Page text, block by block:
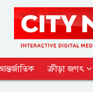
ক্রীড়া জগৎ